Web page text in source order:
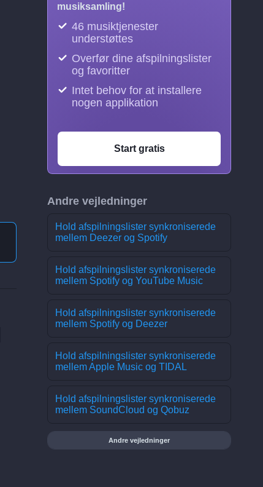
musiksamling!
46 musiktjenester
understøttes
Overfør dine afspilningslister
og favoritter
Intet behov for at installere
nogen applikation
Start gratis
Andre vejledninger
Hold afspilningslister synkroniserede
mellem Deezer og Spotify
Hold afspilningslister synkroniserede
mellem Spotify og YouTube Music
Hold afspilningslister synkroniserede
mellem Spotify og Deezer
Hold afspilningslister synkroniserede
mellem Apple Music og TIDAL
Hold afspilningslister synkroniserede
mellem SoundCloud og Qobuz
Andre vejledninger